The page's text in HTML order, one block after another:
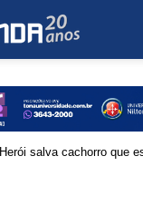
Herói salva cachorro que